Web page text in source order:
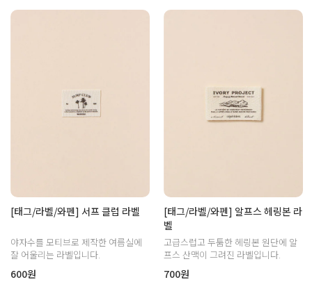
[태그/라벨/와펜] 서프 클럽 라벨
야자수를 모티브로 제작한 여름실에
잘 어울리는 라벨입니다.
600원
[태그/라벨/와펜] 알프스 헤링본 라
벨
고급스럽고 두툼한 헤링본 원단에 알
프스 산맥이 그려진 라벨입니다.
700원